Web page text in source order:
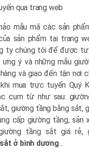
qua trang web
mẫu mã các sản
sản phẩm tại trang
ty chúng tôi để được tư
ưng ý và những mẫu
và giao đến tận nơi
mua trực tuyến Quý
cụm từ như sau:
giường tầng bằng sắt,
cấp giường tầng, sản
tầng sắt giá rẻ,
ở bình dương...